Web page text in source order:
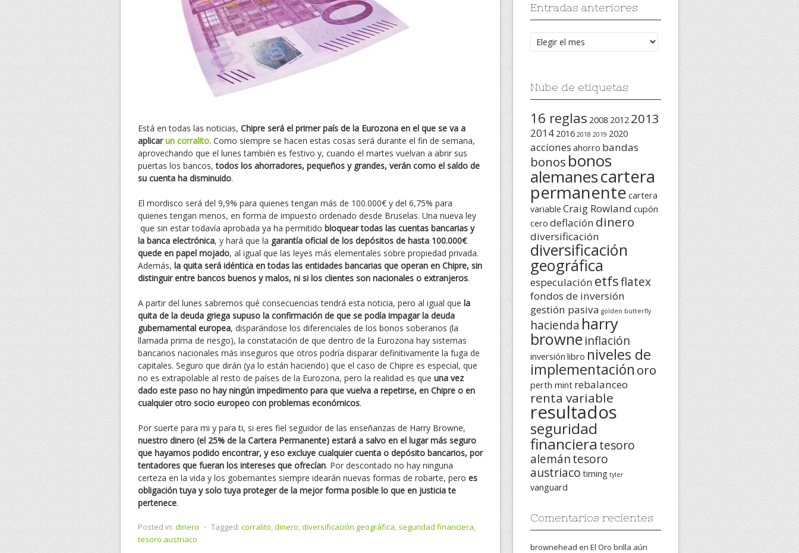
Está en todas las noticias, Chipre será el primer país de la Eurozona en el que se va a
aplicarun corralito. Como siempre se hacen estas cosas será durante el fin de semana,
aprovechando que el lunes también es festivo y, cuando el martes vuelvan a abrir sus
puertas los bancos,todos los ahorradores, pequeños y grandes, verán como el saldo de
su cuenta ha disminuido.
El mordisco será del 9,9% para quienes tengan más de 100.000€ y del 6,75% para
quienes tengan menos, en forma de impuesto ordenado desde Bruselas. Una nueva ley
que sin estar todavía aprobada ya ha permitido bloquear todas las cuentas bancarias y
la banca electrónica, y hará que la garantía oficial de los depósitos de hasta 100.000€
quede en papel mojado, al igual que las leyes más elementales sobre propiedad privada.
Además, la quita será idéntica en todas las entidades bancarias que operan en Chipre, sin
distinguir entre bancos buenos y malos, ni si los clientes son nacionales o extranjeros.
A partir del lunes sabremos qué consecuencias tendrá esta noticia, pero al igual que la
quita de la deuda griega supuso la confirmación de que se podía impagar la deuda
gubernamental europea, disparándose los diferenciales de los bonos soberanos (la
llamada prima de riesgo), la constatación de que dentro de la Eurozona hay sistemas
bancarios nacionales más inseguros que otros podría disparar definitivamente la fuga de
capitales. Seguro que dirán (ya lo están haciendo) que el caso de Chipre es especial, que
no es extrapolable al resto de países de la Eurozona, pero la realidad es que una vez
dado este paso no hay ningún impedimento para que vuelva a repetirse, en Chipre o en
cualquier otro socio europeo con problemas económicos.
Por suerte para mi y para ti, si eres fiel seguidor de las enseñanzas de Harry Browne,
nuestro dinero (el 25% de la Cartera Permanente) estará a salvo en el lugar más seguro
que hayamos podido encontrar, y eso excluye cualquier cuenta o depósito bancarios, por
tentadores que fueran los intereses que ofrecían. Por descontado no hay ninguna
certeza en la vida y los gobernantes siempre idearán nuevas formas de robarte, pero es
obligación tuya y solo tuya proteger de la mejor forma posible lo que en justicia te
pertenece.
Posted in: dinero ⋅ Tagged: corralito,dinero,diversificación geográfica, seguridad financiera,
tesoro austriaco
Entradas anteriores
Entradas
anteriores
Nube de etiquetas
16 reglas 2008 2012 2013
2014 2016 2018 2019 2020
acciones ahorro bandas
bonos bonos
alemanescartera
permanente cartera
variable Craig Rowland cupón
cero deflación dinero
diversificación
diversificación
geográfica
especulación etfsflatex
fondos de inversión
gestión pasiva golden butterfly
hacienda harry
browneinflación
inversión libro niveles de
implementación oro
perth mint rebalanceo
renta variable
resultados
seguridad
financiera tesoro
alemántesoro
austriaco timing tyler
vanguard
Comentarios recientes
brownehead en El Oro brilla aún